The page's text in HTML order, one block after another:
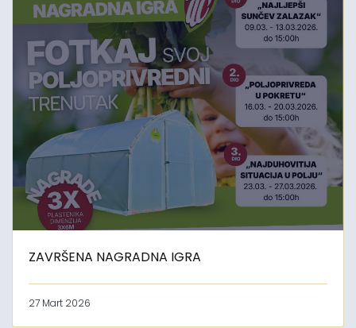
ZAVRŠENA NAGRADNA IGRA
27 Mart 2026